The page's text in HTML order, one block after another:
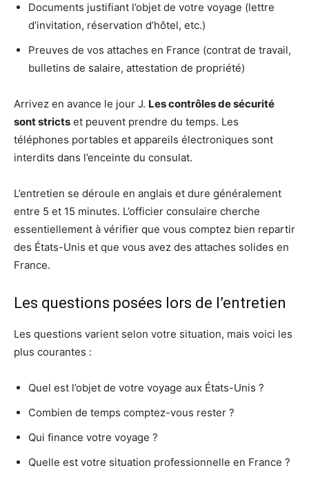
Documents justifiant l’objet de votre voyage (lettre
d’invitation, réservation d’hôtel, etc.)
Preuves de vos attaches en France (contrat de travail,
bulletins de salaire, attestation de propriété)
Arrivez en avance le jour J. Les contrôles de sécurité
sont stricts et peuvent prendre du temps. Les
téléphones portables et appareils électroniques sont
interdits dans l’enceinte du consulat.
L’entretien se déroule en anglais et dure généralement
entre 5 et 15 minutes. L’officier consulaire cherche
essentiellement à vérifier que vous comptez bien repartir
des États-Unis et que vous avez des attaches solides en
France.
Les questions posées lors de l’entretien
Les questions varient selon votre situation, mais voici les
plus courantes :
Quel est l’objet de votre voyage aux États-Unis ?
Combien de temps comptez-vous rester ?
Qui finance votre voyage ?
Quelle est votre situation professionnelle en France ?